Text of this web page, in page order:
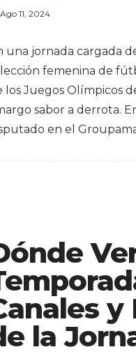
Ago 11, 2024
una jornada cargada
femenina de
los Juegos Olímpicos
sabor a derrota.
en el
y
la